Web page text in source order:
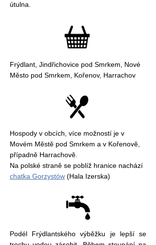
útulna.
Frýdlant, Jindřichovice pod Smrkem, Nové
Město pod Smrkem, Kořenov, Harrachov
Hospody v obcích, více možností je v
Movém Městě pod Smrkem a v Kořenově,
případně Harrachově.
Na polské straně se poblíž hranice nachází
chatka Gorzystów (Hala Izerska)
Podél Frýdlantského výběžku je lepší se